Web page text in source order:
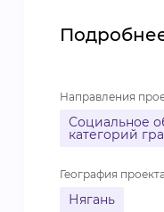
Направления
Социальное
категорий
География проекта
Нягань